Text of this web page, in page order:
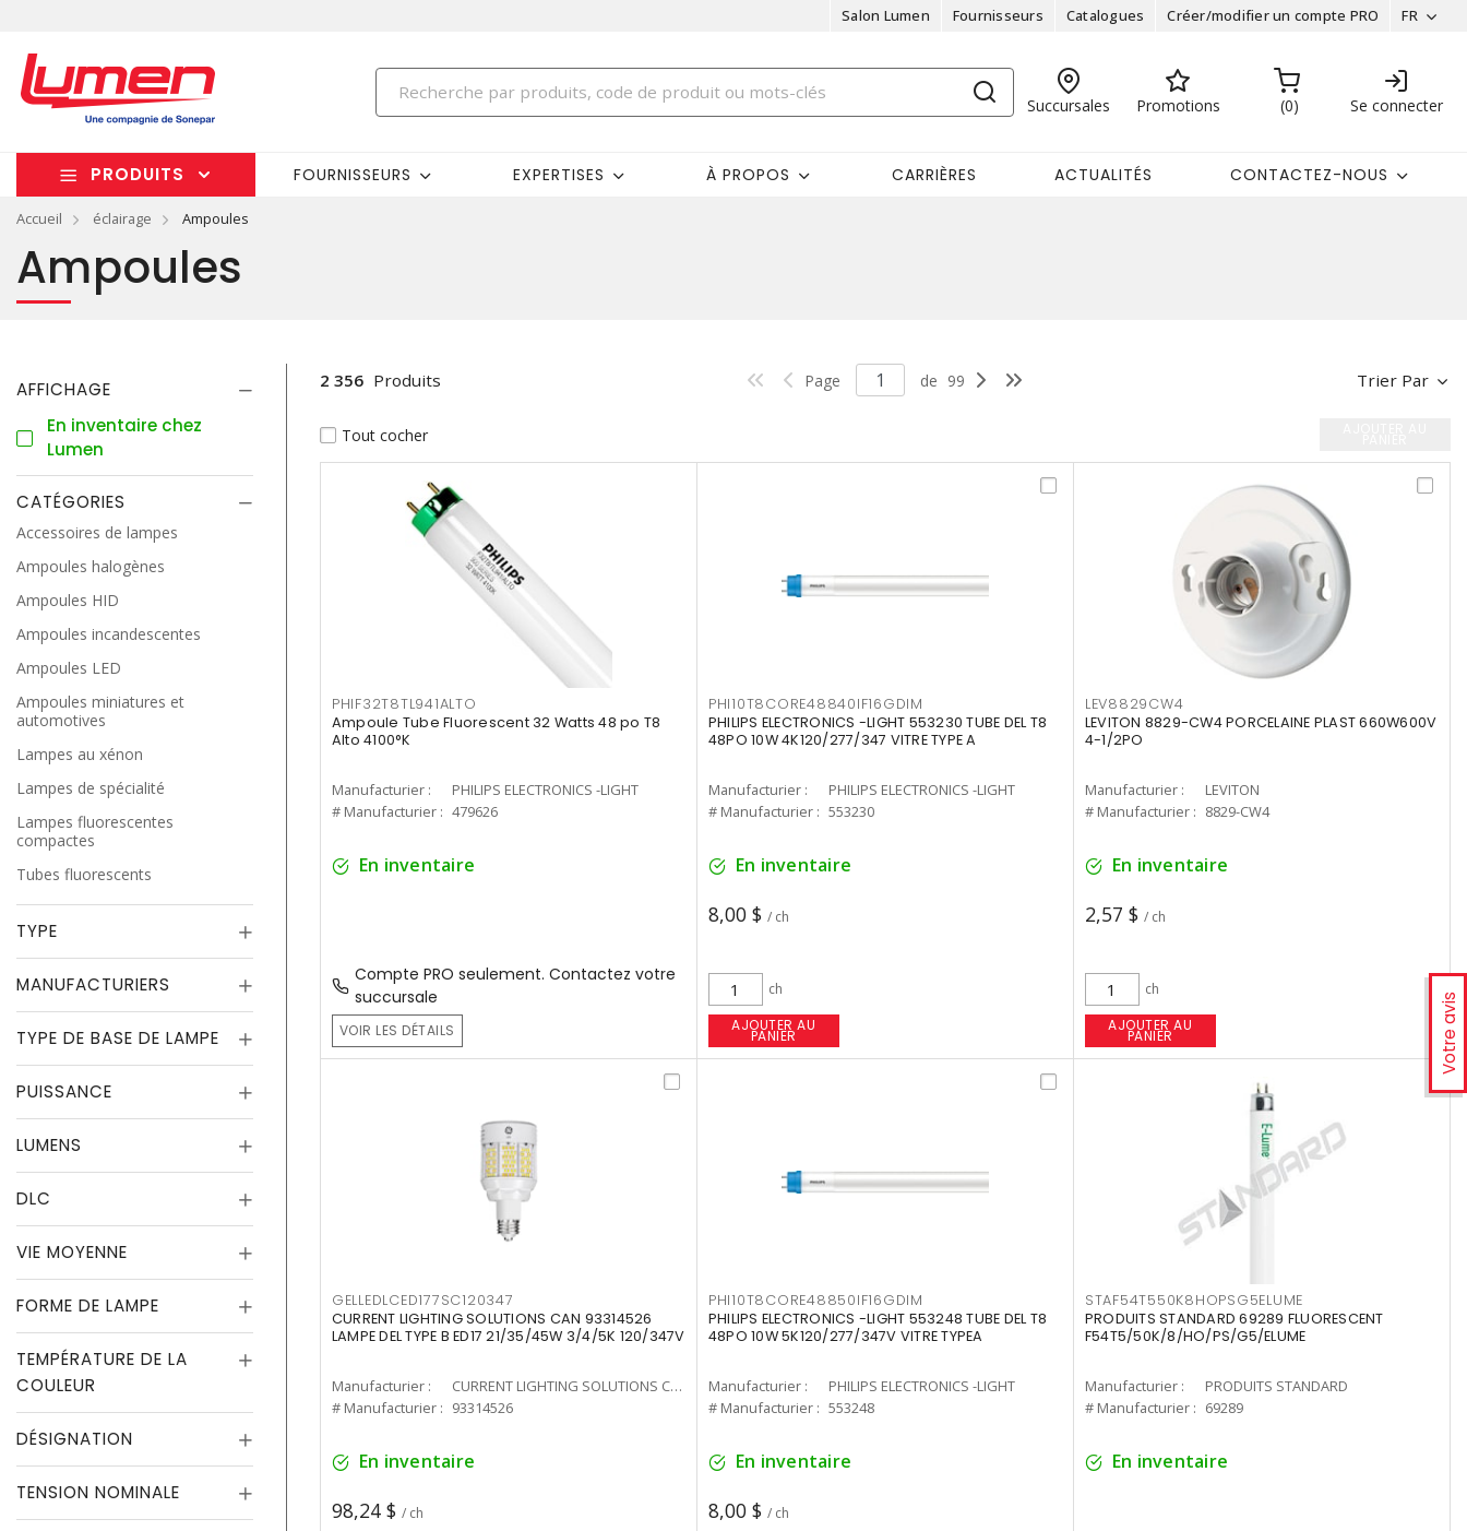
Salon Lumen Fournisseurs Catalogues Créer/modifier un compte PRO FR
Succursales Promotions 0 Se connecter
PRODUITS FOURNISSEURS EXPERTISES À PROPOS CARRIÈRES ACTUALITÉS CONTACTEZ-NOUS
Accueil éclairage Ampoules
Votre avis
Ampoules
AFFICHAGE
En inventaire chez
Lumen
CATÉGORIES
Accessoires de lampes
Ampoules halogènes
Ampoules HID
Ampoules incandescentes
Ampoules LED
Ampoules miniatures et
automotives
Lampes au xénon
Lampes de spécialité
Lampes fluorescentes
compactes
Tubes fluorescents
TYPE
MANUFACTURIERS
TYPE DE BASE DE LAMPE
PUISSANCE
LUMENS
DLC
VIE MOYENNE
FORME DE LAMPE
TEMPÉRATURE DE LA
COULEUR
DÉSIGNATION
TENSION NOMINALE
Trier Par
2 356 Produits Page de 99
Tout cocher
PHIF32T8TL941ALTO
Ampoule Tube Fluorescent 32 Watts 48 po T8
Alto 4100°K
Manufacturier :
PHILIPS ELECTRONICS -LIGHT
# Manufacturier : 479626
En inventaire
Compte PRO seulement. Contactez votre
succursale
VOIR LES DÉTAILS
PHI10T8CORE48840IF16GDIM
PHILIPS ELECTRONICS -LIGHT 553230 TUBE DEL T8
48PO 10W 4K120/277/347 VITRE TYPE A
Manufacturier :
PHILIPS ELECTRONICS -LIGHT
# Manufacturier : 553230
En inventaire
8,00 $ / ch
ch
AJOUTER AU
PANIER
LEV8829CW4
LEVITON 8829-CW4 PORCELAINE PLAST 660W600V
4-1/2PO
Manufacturier :
LEVITON
# Manufacturier : 8829-CW4
En inventaire
2,57 $ / ch
ch
AJOUTER AU
PANIER
GELLEDLCED177SC120347
CURRENT LIGHTING SOLUTIONS CAN 93314526
LAMPE DEL TYPE B ED17 21/35/45W 3/4/5K 120/347V
Manufacturier :
CURRENT LIGHTING SOLUTIONS CAN
# Manufacturier : 93314526
En inventaire
98,24 $ / ch
PHI10T8CORE48850IF16GDIM
PHILIPS ELECTRONICS -LIGHT 553248 TUBE DEL T8
48PO 10W 5K120/277/347V VITRE TYPEA
Manufacturier :
PHILIPS ELECTRONICS -LIGHT
# Manufacturier : 553248
En inventaire
8,00 $ / ch
STAF54T550K8HOPSG5ELUME
PRODUITS STANDARD 69289 FLUORESCENT
F54T5/50K/8/HO/PS/G5/ELUME
Manufacturier :
PRODUITS STANDARD
# Manufacturier : 69289
En inventaire